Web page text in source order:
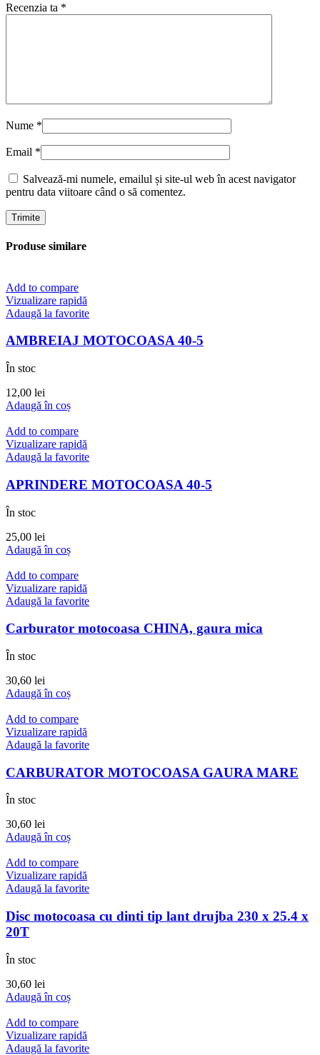
Recenzia ta *
Nume *
Email *
Salvează-mi numele, emailul și site-ul web în acest navigator
pentru data viitoare când o să comentez.
Produse similare
Add to compare
Vizualizare rapidă
Adaugă la favorite
AMBREIAJ MOTOCOASA 40-5
În stoc
12,00 lei
Adaugă în coș
Add to compare
Vizualizare rapidă
Adaugă la favorite
APRINDERE MOTOCOASA 40-5
În stoc
25,00 lei
Adaugă în coș
Add to compare
Vizualizare rapidă
Adaugă la favorite
Carburator motocoasa CHINA, gaura mica
În stoc
30,60 lei
Adaugă în coș
Add to compare
Vizualizare rapidă
Adaugă la favorite
CARBURATOR MOTOCOASA GAURA MARE
În stoc
30,60 lei
Adaugă în coș
Add to compare
Vizualizare rapidă
Adaugă la favorite
Disc motocoasa cu dinti tip lant drujba 230 x 25.4 x
20T
În stoc
30,60 lei
Adaugă în coș
Add to compare
Vizualizare rapidă
Adaugă la favorite